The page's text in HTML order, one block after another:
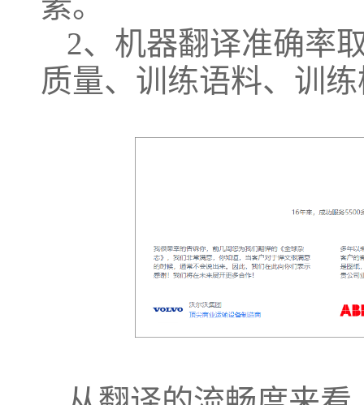
2、机器翻译准确率
质量、训练语料、训